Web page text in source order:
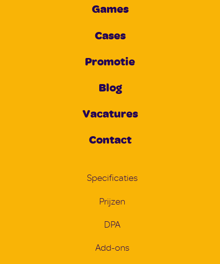
Games
Cases
Promotie
Blog
Vacatures
Contact
Specificaties
Prijzen
DPA
Add-ons